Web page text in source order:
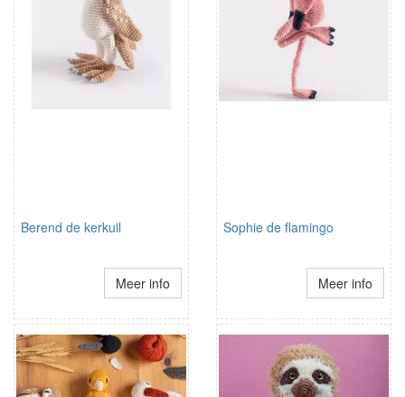
Berend de kerkuil
Meer info
Sophie de flamingo
Meer info